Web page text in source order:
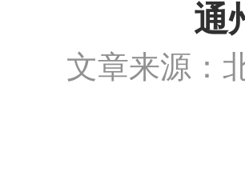
通
文章来源